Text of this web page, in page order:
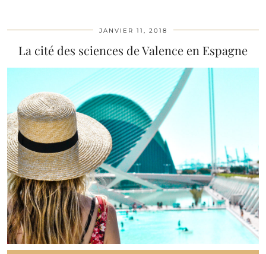
JANVIER 11, 2018
La cité des sciences de Valence en Espagne